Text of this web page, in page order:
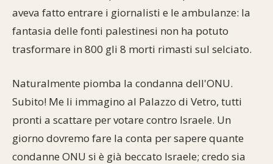
aveva fatto entrare i giornalisti e le ambulanze: la
fantasia delle fonti palestinesi non ha potuto
trasformare in 800 gli 8 morti rimasti sul selciato.
Naturalmente piomba la condanna dell'ONU.
Subito! Me li immagino al Palazzo di Vetro, tutti
pronti a scattare per votare contro Israele. Un
giorno dovremo fare la conta per sapere quante
condanne ONU si è già beccato Israele; credo sia